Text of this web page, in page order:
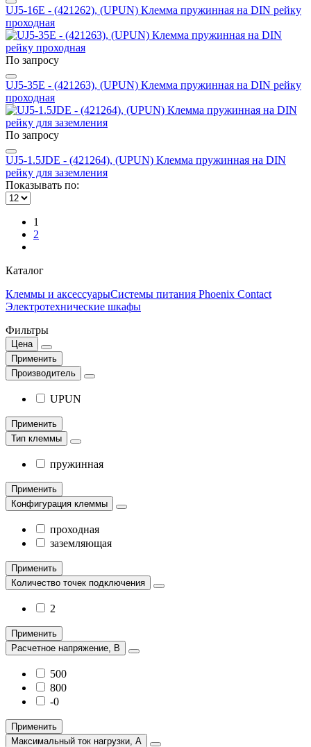
UJ5-16E - (421262), (UPUN) Клемма пружинная на DIN рейку
проходная
По запросу
UJ5-35E - (421263), (UPUN) Клемма пружинная на DIN рейку
проходная
По запросу
UJ5-1.5JDE - (421264), (UPUN) Клемма пружинная на DIN
рейку для заземления
Показывать по:
1
2
Каталог
Клеммы и аксессуарыСистемы питания Phoenix Contact
Электротехнические шкафы
Фильтры
Цена
Применить
Производитель
UPUN
Применить
Тип клеммы
пружинная
Применить
Конфигурация клеммы
проходная
заземляющая
Применить
Количество точек подключения
2
Применить
Расчетное напряжение, В
500
800
-0
Применить
Максимальный ток нагрузки, А